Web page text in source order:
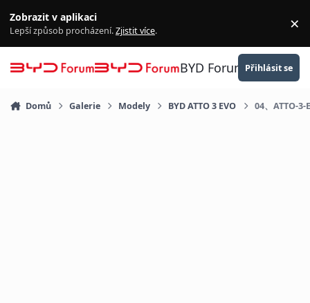
Zobrazit v aplikaci
Lepší způsob procházení.Zjistit více. ×
BYD Forum Přihlásit se
Domů Galerie Modely BYD ATTO 3 EVO 04、ATTO-